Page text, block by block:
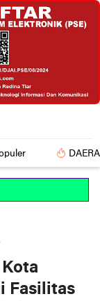
Fasilitas